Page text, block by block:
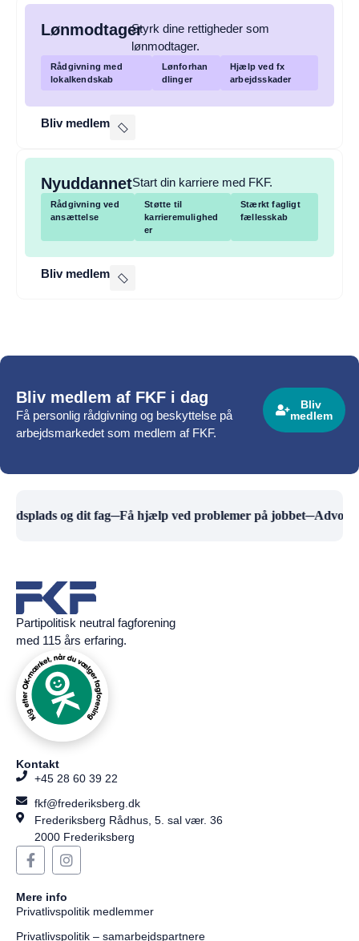
LønmodtagerStyrk dine rettigheder som
lønmodtager.
Rådgivning med
lokalkendskab
Lønforhan
dlinger
Hjælp ved fx
arbejdsskader
Bliv medlem
NyuddannetStart din karriere med FKF.
Rådgivning ved
ansættelse
Støtte til
karrieremulighed
er
Stærkt fagligt
fællesskab
Bliv medlem
Bliv medlem af FKF i dag
Få personlig rådgivning og beskyttelse på
arbejdsmarkedet som medlem af FKF.
Bliv
medlem
og dit fag─Få hjælp ved problemer på jobbet─
Partipolitisk neutral fagforening
med 115 års erfaring.
Kontakt
+45 28 60 39 22
fkf@frederiksberg.dk
Frederiksberg Rådhus, 5. sal vær. 36
2000 Frederiksberg
Mere info
Privatlivspolitik medlemmer
Privatlivspolitik – samarbejdspartnere